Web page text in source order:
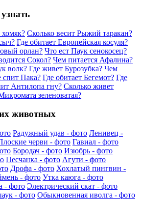
Сколько весит Рыжий таракан?
Где обитает Европейская косуля?
орлан? Что ест Паук сенокосец?
Сокол? Чем питается Афалина?
волк? Где живет Бурозубка? Чем
спит Пака? Где обитает Бегемот? Где
Антилопа гну? Сколько живет
зеленоватая?
животных
Радужный удав - фото Ленивец -
черви - фото Гавиал - фото
Бородач - фото Изюбрь - фото
Песчанка - фото Агути - фото
Дрофа - фото Хохлатый пингвин -
- фото Утка каюга - фото
- фото Электрический скат - фото
- фото Обыкновенная иволга - фото